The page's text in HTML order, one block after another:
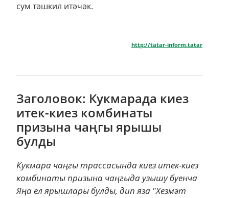
сум тәшкил итәчәк.
http://tatar-inform.tatar
Заголовок: Кукмарада киез
итек-киез комбинаты
призына чаңгы ярышы
булды
Кукмара чаңгы трассасында киез итек-киез
комбинаты призына чаңгыда узышу буенча
Яңа ел ярышлары булды, дип яза "Хезмәт